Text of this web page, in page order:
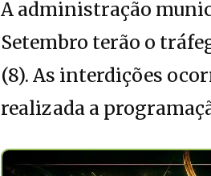
A administração
Setembro terão o
(8). As interdições
realizada a